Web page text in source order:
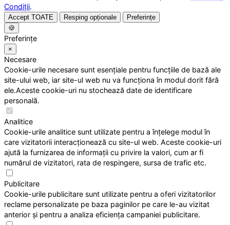
Condiții.
Accept TOATE Resping opționale
Preferințe
🍪
Preferințe
×
Necesare
Cookie-urile necesare sunt esențiale pentru funcțiile de bază ale
site-ului web, iar site-ul web nu va funcționa în modul dorit fără
ele.Aceste cookie-uri nu stochează date de identificare
personală.
Analitice
Cookie-urile analitice sunt utilizate pentru a înțelege modul în
care vizitatorii interacționează cu site-ul web. Aceste cookie-uri
ajută la furnizarea de informații cu privire la valori, cum ar fi
numărul de vizitatori, rata de respingere, sursa de trafic etc.
Publicitare
Cookie-urile publicitare sunt utilizate pentru a oferi vizitatorilor
reclame personalizate pe baza paginilor pe care le-au vizitat
anterior și pentru a analiza eficiența campaniei publicitare.